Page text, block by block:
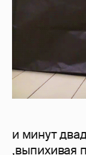
и минут
,выпихивая